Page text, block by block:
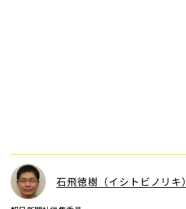
石飛徳樹（イシトビノリキ）